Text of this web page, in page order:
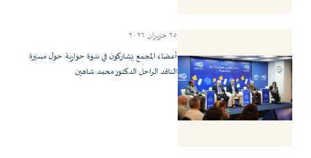
٢٥ حزيران ٢٠٢٦
أعضاء المجمع يشاركون في ندوة حوارية حول مسيرة
الناقد الراحل الدكتور محمد شاهين